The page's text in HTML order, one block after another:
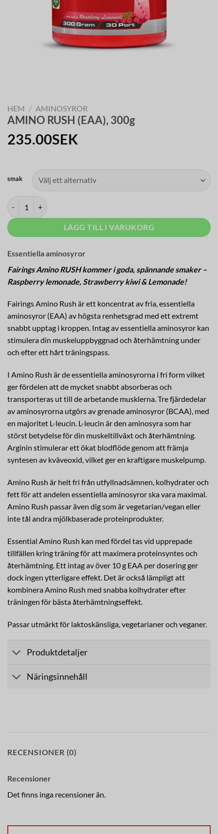
HEM / AMINOSYROR
AMINO RUSH (EAA), 300g
235.00SEK
smak
LÄGG TILL I VARUKORG
Essentiella aminosyror
Fairings Amino RUSH kommer i goda, spännande smaker –
Raspberry lemonade, Strawberry kiwi & Lemonade!
Fairings Amino Rush är ett koncentrat av fria, essentiella
aminosyror (EAA) av högsta renhetsgrad med ett extremt
snabbt upptag i kroppen. Intag av essentiella aminosyror kan
stimulera din muskeluppbyggnad och återhämtning under
och efter ett hårt träningspass.
I Amino Rush är de essentiella aminosyrorna i fri form vilket
ger fördelen att de mycket snabbt absorberas och
transporteras ut till de arbetande musklerna. Tre fjärdedelar
av aminosyrorna utgörs av grenade aminosyror (BCAA), med
en majoritet L-leucin. L-leucin är den aminosyra som har
störst betydelse för din muskeltillväxt och återhämtning.
Arginin stimulerar ett ökat blodflöde genom att främja
syntesen av kväveoxid, vilket ger en kraftigare muskelpump.
Amino Rush är helt fri från utfyllnadsämnen, kolhydrater och
fett för att andelen essentiella aminosyror ska vara maximal.
Amino Rush passar även dig som är vegetarian/vegan eller
inte tål andra mjölkbaserade proteinprodukter.
Essential Amino Rush kan med fördel tas vid upprepade
tillfällen kring träning för att maximera proteinsyntes och
återhämtning. Ett intag av över 10 g EAA per dosering ger
dock ingen ytterligare effekt. Det är också lämpligt att
kombinera Amino Rush med snabba kolhydrater efter
träningen för bästa återhämtningseffekt.
Passar utmärkt för laktoskänsliga, vegetarianer och veganer.
Produktdetaljer
Näringsinnehåll
RECENSIONER (0)
Recensioner
Det finns inga recensioner än.